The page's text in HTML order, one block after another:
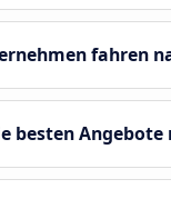
fahren
besten Angebote